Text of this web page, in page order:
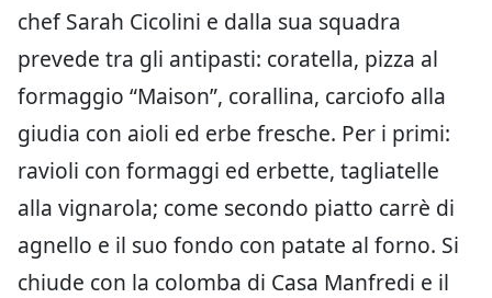
chef Sarah Cicolini e dalla sua squadra
prevede tra gli antipasti: coratella, pizza al
formaggio “Maison”, corallina, carciofo alla
giudia con aioli ed erbe fresche. Per i primi:
ravioli con formaggi ed erbette, tagliatelle
alla vignarola; come secondo piatto carrè di
agnello e il suo fondo con patate al forno. Si
chiude con la colomba di Casa Manfredi e il